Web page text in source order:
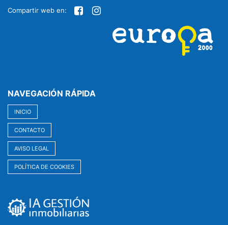
Compartir web en:
NAVEGACIÓN RÁPIDA
INICIO
CONTACTO
AVISO LEGAL
POLÍTICA DE COOKIES